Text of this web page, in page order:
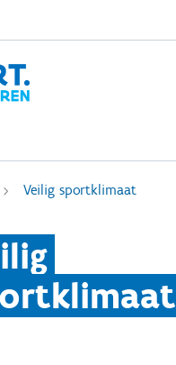
Veilig sportklimaat